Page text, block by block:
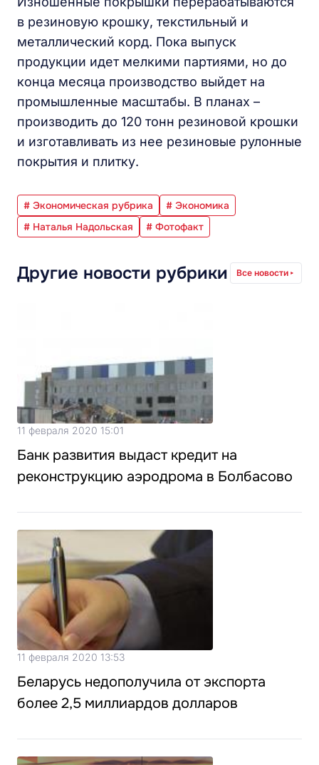
в резиновую крошку, текстильный и
металлический корд. Пока выпуск
продукции идет мелкими партиями, но до
конца месяца производство выйдет на
промышленные масштабы. В планах –
производить до 120 тонн резиновой крошки
и изготавливать из нее резиновые рулонные
покрытия и плитку.
# Экономическая рубрика
# Экономика
# Наталья Надольская
# Фотофакт
Другие новости рубрики Все новости
11 февраля 2020 15:01
Банк развития выдаст кредит на
реконструкцию аэродрома в Болбасово
11 февраля 2020 13:53
Беларусь недополучила от экспорта
более 2,5 миллиардов долларов